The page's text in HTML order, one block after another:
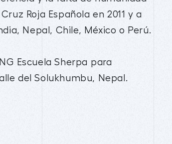
Roja Española en 2011 y a
Nepal, Chile, México o Perú.
Escuela Sherpa para
del Solukhumbu, Nepal.